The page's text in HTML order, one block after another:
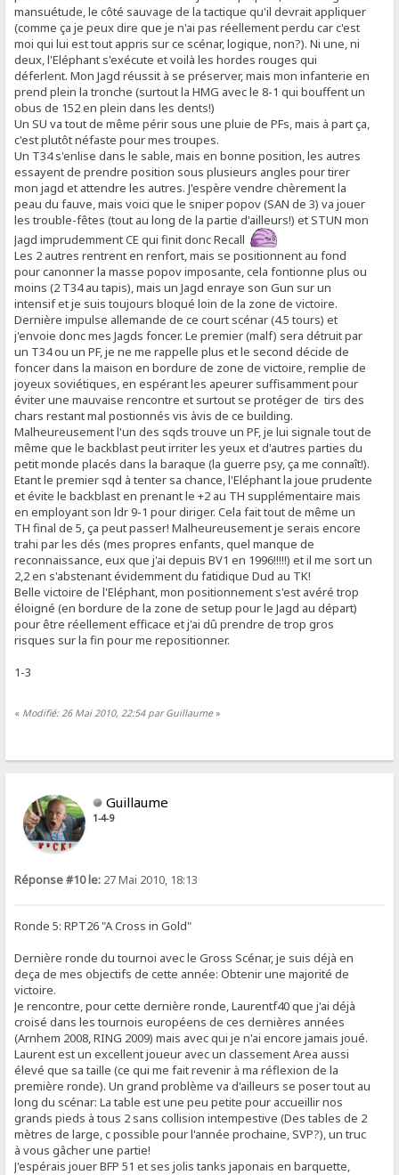
mansuétude, le côté sauvage de la tactique qu'il devrait appliquer
(comme ça je peux dire que je n'ai pas réellement perdu car c'est
moi qui lui est tout appris sur ce scénar, logique, non?). Ni une, ni
deux, l'Eléphant s'exécute et voilà les hordes rouges qui
déferlent. Mon Jagd réussit à se préserver, mais mon infanterie en
prend plein la tronche (surtout la HMG avec le 8-1 qui bouffent un
obus de 152 en plein dans les dents!)
Un SU va tout de même périr sous une pluie de PFs, mais à part ça,
c'est plutôt néfaste pour mes troupes.
Un T34 s'enlise dans le sable, mais en bonne position, les autres
essayent de prendre position sous plusieurs angles pour tirer
mon jagd et attendre les autres. J'espère vendre chèrement la
peau du fauve, mais voici que le sniper popov (SAN de 3) va jouer
les trouble-fêtes (tout au long de la partie d'ailleurs!) et STUN mon
Jagd imprudemment CE qui finit donc Recall
Les 2 autres rentrent en renfort, mais se positionnent au fond
pour canonner la masse popov imposante, cela fontionne plus ou
moins (2 T34 au tapis), mais un Jagd enraye son Gun sur un
intensif et je suis toujours bloqué loin de la zone de victoire.
Dernière impulse allemande de ce court scénar (4.5 tours) et
j'envoie donc mes Jagds foncer. Le premier (malf) sera détruit par
un T34 ou un PF, je ne me rappelle plus et le second décide de
foncer dans la maison en bordure de zone de victoire, remplie de
joyeux soviétiques, en espérant les apeurer suffisamment pour
éviter une mauvaise rencontre et surtout se protéger de tirs des
chars restant mal postionnés vis àvis de ce building.
Malheureusement l'un des sqds trouve un PF, je lui signale tout de
même que le backblast peut irriter les yeux et d'autres parties du
petit monde placés dans la baraque (la guerre psy, ça me connaît!).
Etant le premier sqd à tenter sa chance, l'Eléphant la joue prudente
et évite le backblast en prenant le +2 au TH supplémentaire mais
en employant son ldr 9-1 pour diriger. Cela fait tout de même un
TH final de 5, ça peut passer! Malheureusement je serais encore
trahi par les dés (mes propres enfants, quel manque de
reconnaissance, eux que j'ai depuis BV1 en 1996!!!!!) et il me sort un
2,2 en s'abstenant évidemment du fatidique Dud au TK!
Belle victoire de l'Eléphant, mon positionnement s'est avéré trop
éloigné (en bordure de la zone de setup pour le Jagd au départ)
pour être réellement efficace et j'ai dû prendre de trop gros
risques sur la fin pour me repositionner.
1-3
« Modifié: 26 Mai 2010, 22:54 par Guillaume»
Guillaume
1-4-9
Réponse #10 le: 27 Mai 2010, 18:13
Ronde 5: RPT26 "A Cross in Gold"
Dernière ronde du tournoi avec le Gross Scénar, je suis déjà en
deça de mes objectifs de cette année: Obtenir une majorité de
victoire.
Je rencontre, pour cette dernière ronde, Laurentf40 que j'ai déjà
croisé dans les tournois européens de ces dernières années
(Arnhem 2008, RING 2009) mais avec qui je n'ai encore jamais joué.
Laurent est un excellent joueur avec un classement Area aussi
élevé que sa taille (ce qui me fait revenir à ma réflexion de la
première ronde). Un grand problème va d'ailleurs se poser tout au
long du scénar: La table est une peu petite pour accueillir nos
grands pieds à tous 2 sans collision intempestive (Des tables de 2
mètres de large, c possible pour l'année prochaine, SVP?), un truc
à vous gâcher une partie!
J'espérais jouer BFP 51 et ses jolis tanks japonais en barquette,